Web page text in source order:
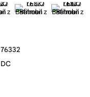
76332
DC